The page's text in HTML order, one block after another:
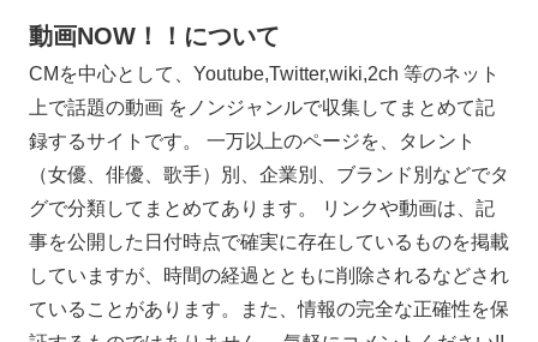
動画NOW！！について
CMを中心として、Youtube,Twitter,wiki,2ch 等のネット
上で話題の動画 をノンジャンルで収集してまとめて記
録するサイトです。 一万以上のページを、タレント
（女優、俳優、歌手）別、企業別、ブランド別などでタ
グで分類してまとめてあります。 リンクや動画は、記
事を公開した日付時点で確実に存在しているものを掲載
していますが、時間の経過とともに削除されるなどされ
ていることがあります。また、情報の完全な正確性を保